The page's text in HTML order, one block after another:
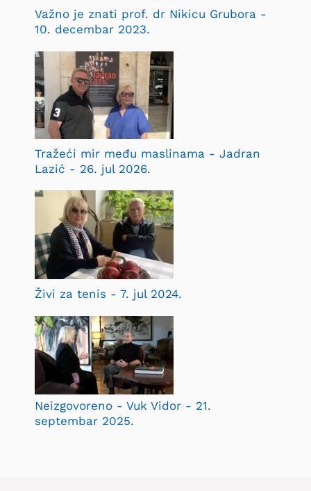
Važno je znati prof. dr Nikicu Grubora -
10. decembar 2023.
Tražeći mir među maslinama - Jadran
Lazić - 26. jul 2026.
Živi za tenis - 7. jul 2024.
Neizgovoreno - Vuk Vidor - 21.
septembar 2025.